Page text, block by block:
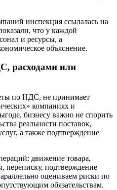
инспекция ссылалась на
что у каждой
и ресурсы, а
объяснение.
расходами или
по НДС, не принимает
компаниях и
бизнесу важно не спорить
реальности поставок,
а также подтверждение
движение товара,
переписку, подтверждение
оцениваем риски по
обязательствам.